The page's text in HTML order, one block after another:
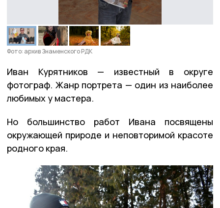
Фото: архив Знаменского РДК
Иван Курятников — известный в округе
фотограф. Жанр портрета — один из наиболее
любимых у мастера.
Но большинство работ Ивана посвящены
окружающей природе и неповторимой красоте
родного края.